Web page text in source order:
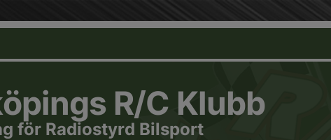
R/C Klubb
för Radiostyrd Bilsport